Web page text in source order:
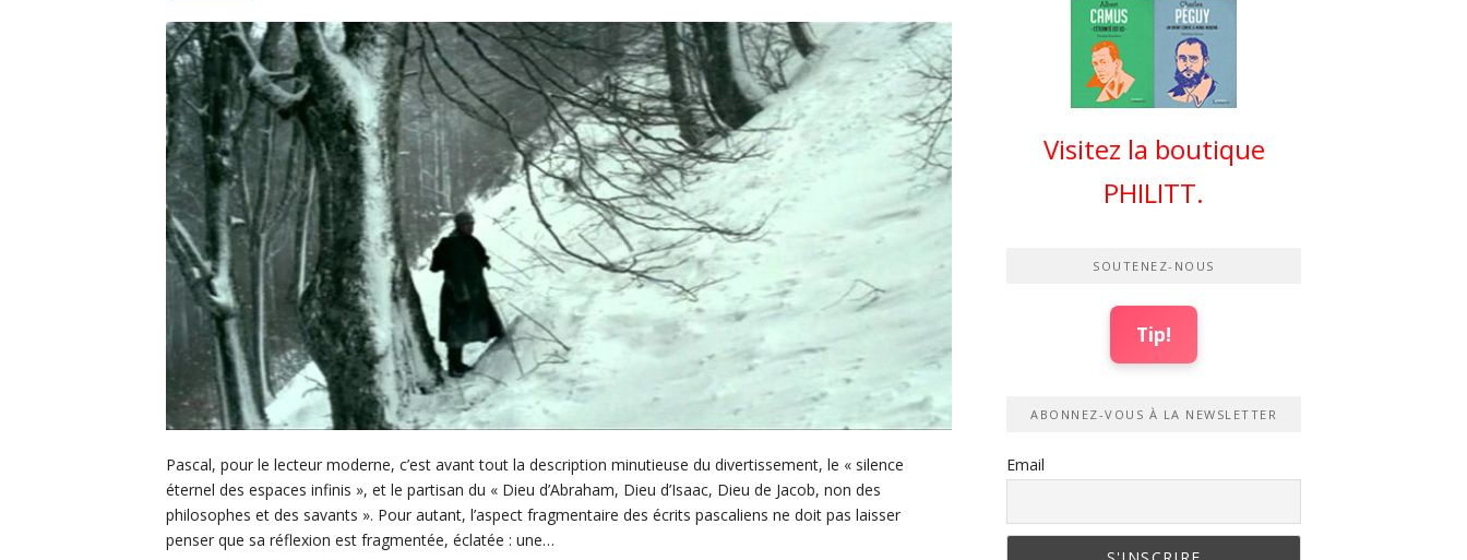
Pascal, pour le lecteur moderne, c’est avant tout la description minutieuse du divertissement, le « silence
éternel des espaces infinis », et le partisan du « Dieu d’Abraham, Dieu d’Isaac, Dieu de Jacob, non des
philosophes et des savants ». Pour autant, l’aspect fragmentaire des écrits pascaliens ne doit pas laisser
penser que sa réflexion est fragmentée, éclatée : une…
Visitez la boutique
PHILITT.
SOUTENEZ-NOUS
Tip!
ABONNEZ-VOUS À LA NEWSLETTER
Email